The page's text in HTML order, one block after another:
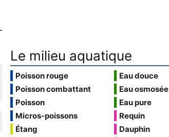
Le milieu aquatique
Poisson rouge
Poisson combattant
Poisson
Micros-poissons
Étang
Eau douce
Eau osmosée
Eau pure
Requin
Dauphin